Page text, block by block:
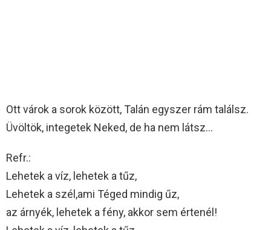
Ott várok a sorok között, Talán egyszer rám találsz.
Üvöltök, integetek Neked, de ha nem látsz…
Refr.:
Lehetek a víz, lehetek a tűz,
Lehetek a szél,ami Téged mindig űz,
az árnyék, lehetek a fény, akkor sem értenél!